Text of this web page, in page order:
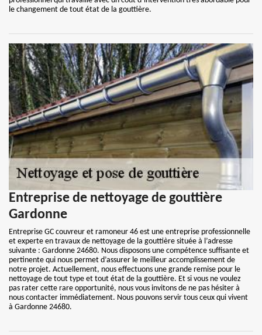
le changement de tout état de la gouttière.
Entreprise de nettoyage de gouttière
Gardonne
Entreprise GC couvreur et ramoneur 46 est une entreprise professionnelle
et experte en travaux de nettoyage de la gouttière située à l’adresse
suivante : Gardonne 24680. Nous disposons une compétence suffisante et
pertinente qui nous permet d’assurer le meilleur accomplissement de
notre projet. Actuellement, nous effectuons une grande remise pour le
nettoyage de tout type et tout état de la gouttière. Et si vous ne voulez
pas rater cette rare opportunité, nous vous invitons de ne pas hésiter à
nous contacter immédiatement. Nous pouvons servir tous ceux qui vivent
à Gardonne 24680.